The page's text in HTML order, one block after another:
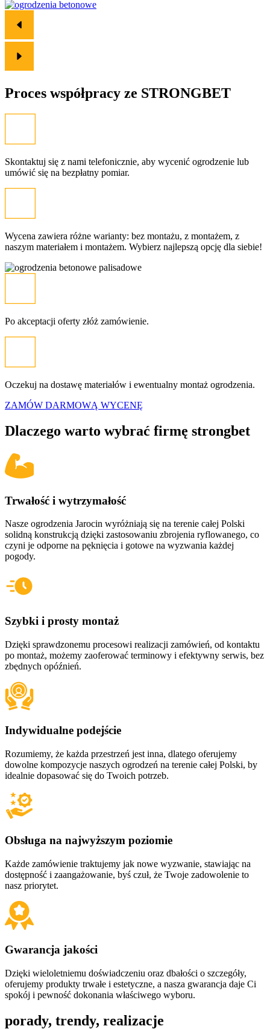
Proces współpracy ze STRONGBET
Skontaktuj się z nami telefonicznie, aby wycenić ogrodzenie lub
umówić się na bezpłatny pomiar.
Wycena zawiera różne warianty: bez montażu, z montażem, z
naszym materiałem i montażem. Wybierz najlepszą opcję dla siebie!
Po akceptacji oferty złóż zamówienie.
Oczekuj na dostawę materiałów i ewentualny montaż ogrodzenia.
ZAMÓW DARMOWĄ WYCENĘ
Dlaczego warto wybrać firmę strongbet
Trwałość i wytrzymałość
Nasze ogrodzenia Jarocin wyróżniają się na terenie całej Polski
solidną konstrukcją dzięki zastosowaniu zbrojenia ryflowanego, co
czyni je odporne na pęknięcia i gotowe na wyzwania każdej
pogody.
Szybki i prosty montaż
Dzięki sprawdzonemu procesowi realizacji zamówień, od kontaktu
po montaż, możemy zaoferować terminowy i efektywny serwis, bez
zbędnych opóźnień.
Indywidualne podejście
Rozumiemy, że każda przestrzeń jest inna, dlatego oferujemy
dowolne kompozycje naszych ogrodzeń na terenie całej Polski, by
idealnie dopasować się do Twoich potrzeb.
Obsługa na najwyższym poziomie
Każde zamówienie traktujemy jak nowe wyzwanie, stawiając na
dostępność i zaangażowanie, byś czuł, że Twoje zadowolenie to
nasz priorytet.
Gwarancja jakości
Dzięki wieloletniemu doświadczeniu oraz dbałości o szczegóły,
oferujemy produkty trwałe i estetyczne, a nasza gwarancja daje Ci
spokój i pewność dokonania właściwego wyboru.
porady, trendy, realizacje